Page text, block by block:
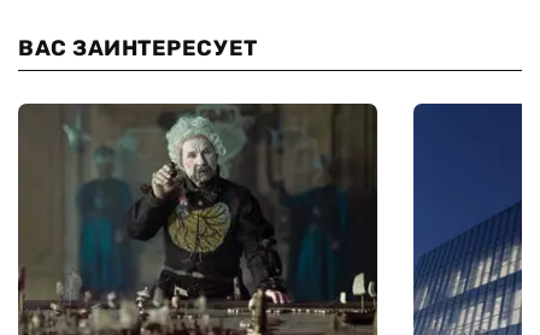
ВАС ЗАИНТЕРЕСУЕТ